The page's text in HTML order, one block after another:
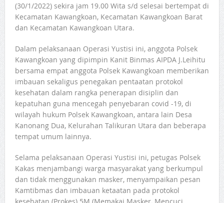
(30/1/2022) sekira jam 19.00 Wita s/d selesai bertempat di
Kecamatan Kawangkoan, Kecamatan Kawangkoan Barat
dan Kecamatan Kawangkoan Utara.
Dalam pelaksanaan Operasi Yustisi ini, anggota Polsek
Kawangkoan yang dipimpin Kanit Binmas AIPDA J.Leihitu
bersama empat anggota Polsek Kawangkoan memberikan
imbauan sekaligus penegakan pentaatan protokol
kesehatan dalam rangka penerapan disiplin dan
kepatuhan guna mencegah penyebaran covid -19, di
wilayah hukum Polsek Kawangkoan, antara lain Desa
Kanonang Dua, Kelurahan Talikuran Utara dan beberapa
tempat umum lainnya.
Selama pelaksanaan Operasi Yustisi ini, petugas Polsek
Kakas menjambangi warga masyarakat yang berkumpul
dan tidak menggunakan masker, menyampaikan pesan
Kamtibmas dan imbauan ketaatan pada protokol